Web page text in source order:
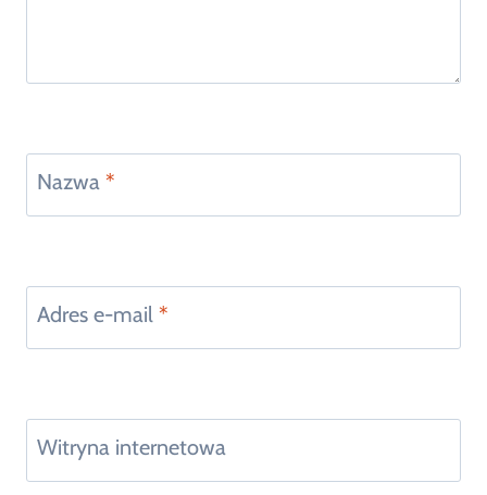
Nazwa *
Adres e-mail *
Witryna internetowa